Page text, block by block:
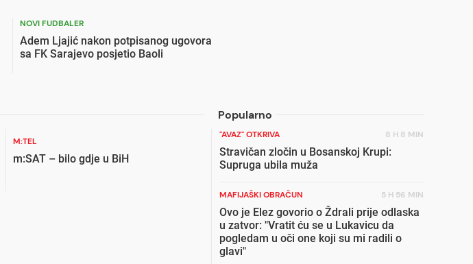
NOVI FUDBALER
Adem Ljajić nakon potpisanog ugovora
sa FK Sarajevo posjetio Baoli
Popularno
M:TEL
m:SAT – bilo gdje u BiH
"AVAZ" OTKRIVA 8 H 8 MIN
Stravičan zločin u Bosanskoj Krupi:
Supruga ubila muža
MAFIJAŠKI OBRAČUN 5 H 56 MIN
Ovo je Elez govorio o Ždrali prije odlaska
u zatvor: "Vratit ću se u Lukavicu da
pogledam u oči one koji su mi radili o
glavi"